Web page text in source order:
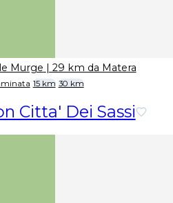
Murge | 29 km da Matera
15 km 30 km
Citta' Dei Sassi